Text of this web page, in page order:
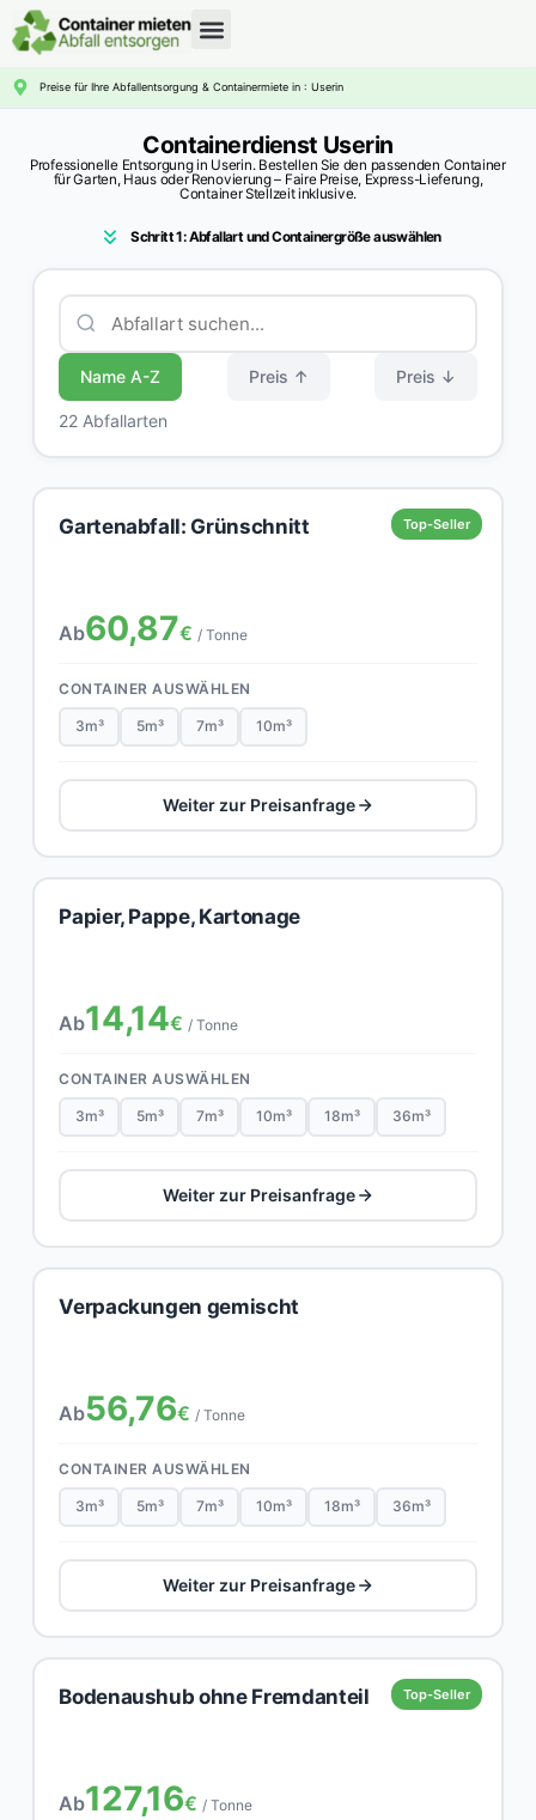
Preise für Ihre Abfallentsorgung & Containermiete in : Userin
Containerdienst Userin
Professionelle Entsorgung in Userin. Bestellen Sie den passenden Container
für Garten, Haus oder Renovierung – Faire Preise, Express-Lieferung,
Container Stellzeit inklusive.
Schritt 1: Abfallart und Containergröße auswählen
Name A-Z Preis ↑ Preis ↓
22 Abfallarten
Top-Seller
Gartenabfall: Grünschnitt
Ab60,87€ / Tonne
CONTAINER AUSWÄHLEN
3m³ 5m³ 7m³ 10m³
Weiter zur Preisanfrage
Papier, Pappe, Kartonage
Ab14,14€ / Tonne
CONTAINER AUSWÄHLEN
3m³ 5m³ 7m³ 10m³ 18m³ 36m³
Weiter zur Preisanfrage
Verpackungen gemischt
Ab56,76€ / Tonne
CONTAINER AUSWÄHLEN
3m³ 5m³ 7m³ 10m³ 18m³ 36m³
Weiter zur Preisanfrage
Top-Seller
Bodenaushub ohne Fremdanteil
Ab127,16€ / Tonne